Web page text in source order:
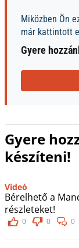
Miközben Ön
már kattintott
Gyere
Gyere
készíteni!
Videó
Bérelhető a
részleteket!
0 0 0